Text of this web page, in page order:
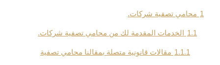
1 محامي تصفية شركات.
1.1 الخدمات المقدمة لك من محامي تصفية شركات.
1.1.1 مقالات قانونية متصلة بمقالنا محامي تصفية